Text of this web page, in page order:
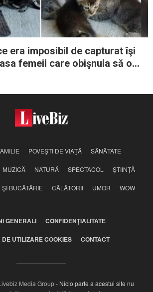
era imposibil de capturat îşi
femeii care obişnuia să o
POVEŞTI DE VIAŢĂ SĂNĂTATE
MUZICĂ NATURĂ SPECTACOL ŞTIINŢĂ
ŞI BUCĂTĂRIE CĂLĂTORII UMOR WOW
GENERALI CONFIDENŢIALITATE
DE UTILIZARE COOKIES CONTACT
Media Group- Nicio parte a acestui site nu